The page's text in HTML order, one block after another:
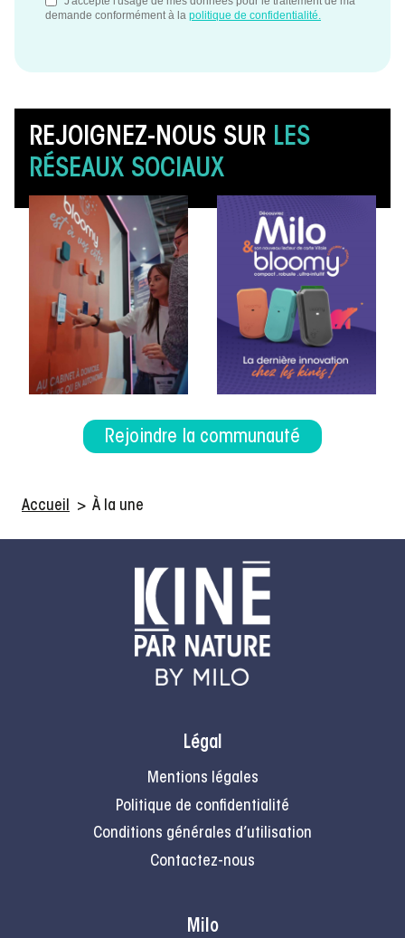
REJOIGNEZ-NOUS SUR LES
RÉSEAUX SOCIAUX
Rejoindre la communauté
Accueil > À la une
Légal
Mentions légales
Politique de confidentialité
Conditions générales d’utilisation
Contactez-nous
Milo